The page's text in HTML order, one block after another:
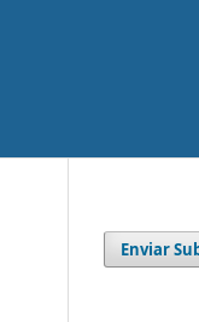
Enviar